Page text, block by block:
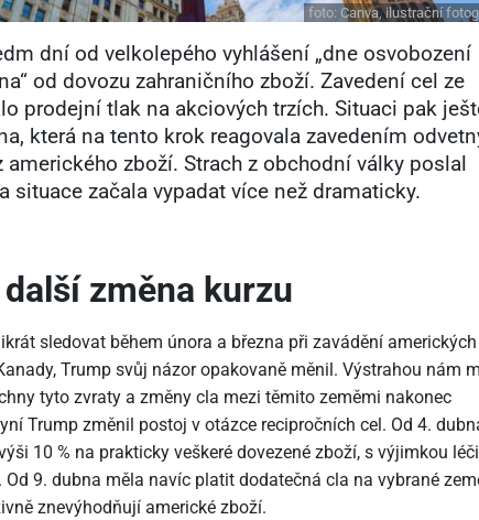
foto: Canva, ilustrační
dní od velkolepého vyhlášení „dne osvobození
od dovozu zahraničního zboží. Zavedení cel ze
prodejní tlak na akciových trzích. Situaci pak
která na tento krok reagovala zavedením
amerického zboží. Strach z obchodní války poslal
situace začala vypadat více než dramaticky.
změna kurzu
sledovat během února a března při zavádění amerických
Trump svůj názor opakovaně měnil. Výstrahou nám
tyto zvraty a změny cla mezi těmito zeměmi nakonec
Trump změnil postoj v otázce recipročních cel. Od 4.
10 % na prakticky veškeré dovezené zboží, s výjimkou
9. dubna měla navíc platit dodatečná cla na vybrané
znevýhodňují americké zboží.